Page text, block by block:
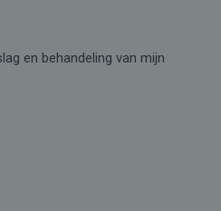
en behandeling van mijn